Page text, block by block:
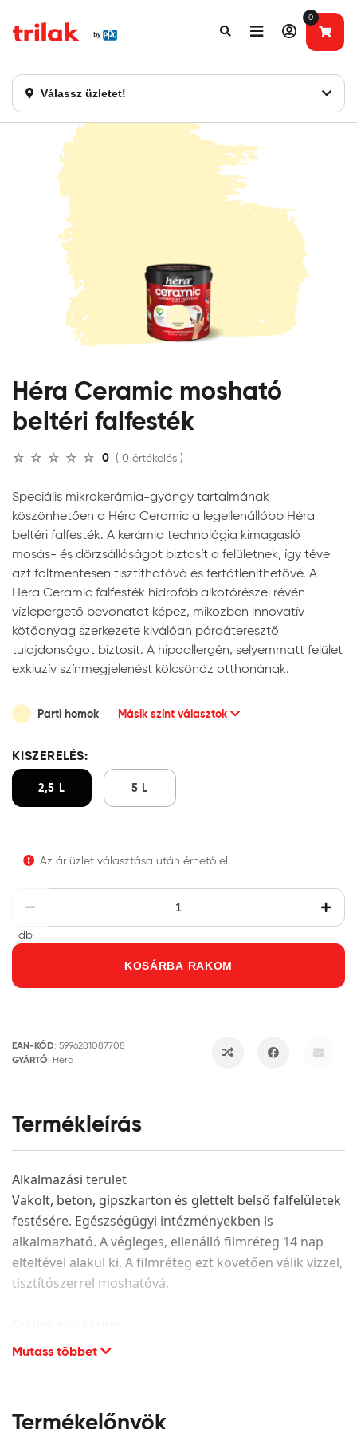
Válassz üzletet!
0
Fontos tájékoztatás!
Héra Ceramic mosható
beltéri falfesték
0 ( 0 értékelés )
Speciális mikrokerámia-gyöngy tartalmának
köszönhetően a Héra Ceramic a legellenállóbb Héra
beltéri falfesték. A kerámia technológia kimagasló
mosás- és dörzsállóságot biztosít a felületnek, így téve
azt foltmentesen tisztíthatóvá és fertőtleníthetővé. A
Héra Ceramic falfesték hidrofób alkotórészei révén
vízlepergető bevonatot képez, miközben innovatív
kötőanyag szerkezete kiválóan páraáteresztő
tulajdonságot biztosít. A hipoallergén, selyemmatt felület
exkluzív színmegjelenést kölcsönöz otthonának.
Parti homok Másik színt választok
KISZERELÉS:
2,5 L 5 L
Az ár üzlet választása után érhető el.
db
KOSÁRBA RAKOM
EAN-KÓD: 5996281087708
GYÁRTÓ: Héra
Termékleírás
Alkalmazási terület
Vakolt, beton, gipszkarton és glettelt belső falfelületek
festésére. Egészségügyi intézményekben is
alkalmazható. A végleges, ellenálló filmréteg 14 nap
elteltével alakul ki. A filmréteg ezt követően válik vízzel,
tisztítószerrel moshatóvá.
A festendő felület legyen száraz, hordképes,
alapfelületnek megfelelően kijavítani. CMC alapú glett
Mutass többet
Termékelőnyök